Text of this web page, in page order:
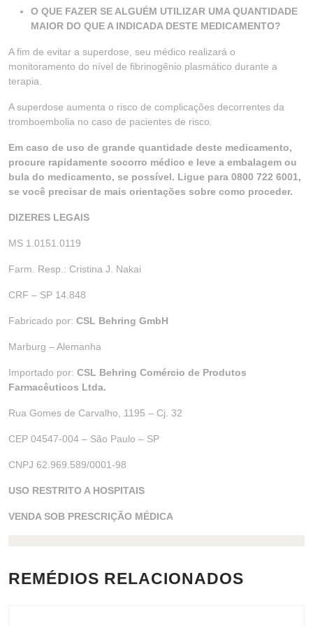
O QUE FAZER SE ALGUÉM UTILIZAR UMA QUANTIDADE
MAIOR DO QUE A INDICADA DESTE MEDICAMENTO?
A fim de evitar a superdose, seu médico realizará o
monitoramento do nível de fibrinogênio plasmático durante a
terapia.
A superdose aumenta o risco de complicações decorrentes da
tromboembolia no caso de pacientes de risco.
Em caso de uso de grande quantidade deste medicamento,
procure rapidamente socorro médico e leve a embalagem ou
bula do medicamento, se possível. Ligue para 0800 722 6001,
se você precisar de mais orientações sobre como proceder.
DIZERES LEGAIS
MS 1.0151.0119
Farm. Resp.: Cristina J. Nakai
CRF – SP 14.848
Fabricado por: CSL Behring GmbH
Marburg – Alemanha
Importado por: CSL Behring Comércio de Produtos
Farmacêuticos Ltda.
Rua Gomes de Carvalho, 1195 – Cj. 32
CEP 04547-004 – São Paulo – SP
CNPJ 62.969.589/0001-98
USO RESTRITO A HOSPITAIS
VENDA SOB PRESCRIÇÃO MÉDICA
REMÉDIOS RELACIONADOS